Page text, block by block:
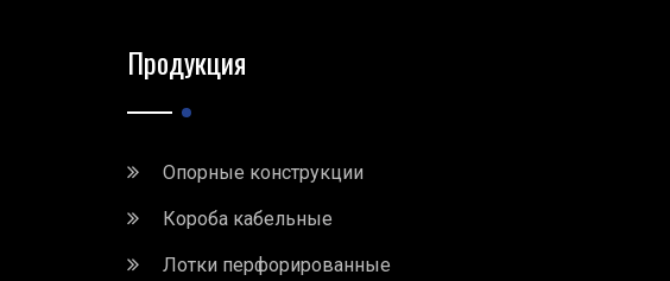
Продукция
Опорные конструкции
Короба кабельные
Лотки перфорированные